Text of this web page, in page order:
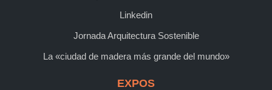
Linkedin
Jornada Arquitectura Sostenible
La «ciudad de madera más grande del mundo»
EXPOS